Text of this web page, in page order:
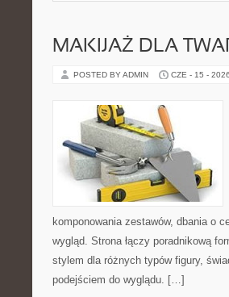
MAKIJAŻ DLA
POSTED BY ADMIN CZE - 15 - 2026
komponowania zestawów, dbania o
wygląd. Strona łączy poradnikową
stylem dla różnych typów figury,
podejściem do wyglądu. […]